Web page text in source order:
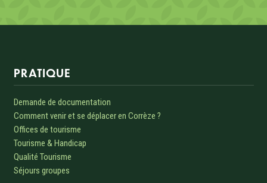
PRATIQUE
Demande de documentation
Comment venir et se déplacer en Corrèze ?
Offices de tourisme
Tourisme & Handicap
Qualité Tourisme
Séjours groupes